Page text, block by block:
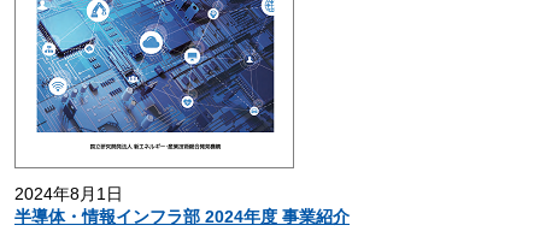
2024年8月1日
半導体・情報インフラ部 2024年度 事業紹介